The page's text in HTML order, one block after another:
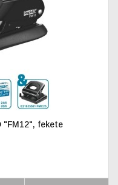
"FM12", fekete